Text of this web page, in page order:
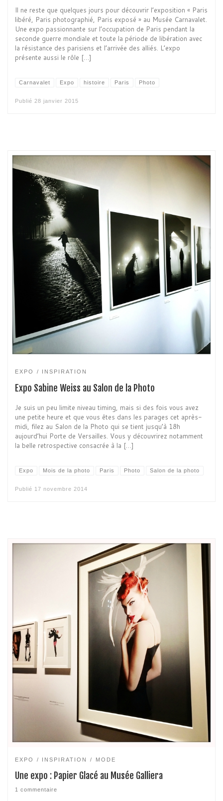
Il ne reste que quelques jours pour découvrir l’exposition « Paris
libéré, Paris photographié, Paris exposé » au Musée Carnavalet.
Une expo passionnante sur l’occupation de Paris pendant la
seconde guerre mondiale et toute la période de libération avec
la résistance des parisiens et l’arrivée des alliés. L’expo
présente aussi le rôle […]
Carnavalet Expo histoire Paris Photo
Publié 28 janvier 2015
EXPO INSPIRATION
Expo Sabine Weiss au Salon de la Photo
Je suis un peu limite niveau timing, mais si des fois vous avez
une petite heure et que vous êtes dans les parages cet après-
midi, filez au Salon de la Photo qui se tient jusqu’à 18h
aujourd’hui Porte de Versailles. Vous y découvrirez notamment
la belle retrospective consacrée à la […]
Expo Mois de la photo Paris Photo Salon de la photo
Publié 17 novembre 2014
EXPO INSPIRATION MODE
Une expo : Papier Glacé au Musée Galliera
1 commentaire